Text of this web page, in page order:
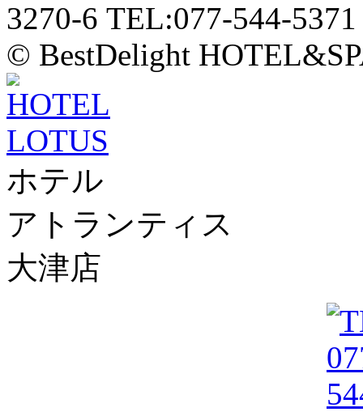
3270-6 TEL:077-544-5371
© BestDelight
ホテル
アトランティス
大津店